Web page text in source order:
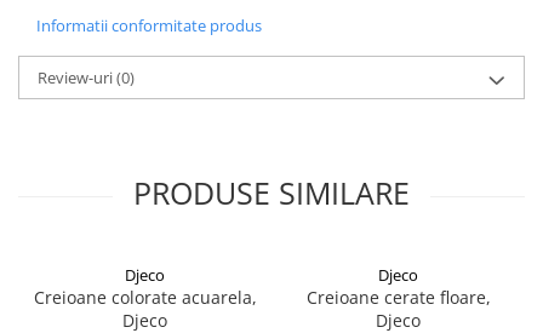
Informatii conformitate produs
Review-uri(0)
PRODUSE SIMILARE
Djeco
Creioane colorate acuarela,
Djeco
Djeco
Creioane cerate floare,
Djeco